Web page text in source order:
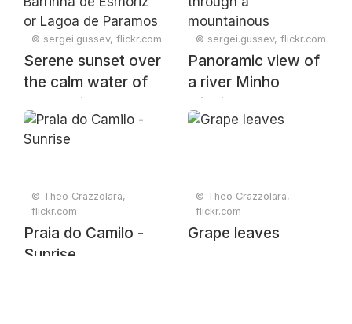
Faro, Portugal,
February 2025
Portimão, Faro,
Portugal, February
2025
© sergei.gussev, flickr.com
Serene sunset over
the calm water of
the Barrinha de
Esmoriz or Lagoa
de Paramos
Aveiro, Portugal,
January 2024
© sergei.gussev, flickr.com
Panoramic view of
a river Minho
winding through a
mountainous
Viana do Castelo,
Portugal, July 2019
© Theo Crazzolara,
flickr.com
Praia do Camilo -
Sunrise
© Theo Crazzolara,
flickr.com
Grape leaves